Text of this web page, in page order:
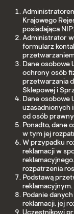
Krajowego
posiadająca
Administrator
formularz
Dane osobowe
ochrony osób
przetwarzania
Sklepowej i
Dane osobowe
uzasadnionych
od osób
Ponadto, dane
w tym jej
W przypadku
reklamacji w
rozpatrzenia
Podstawą
reklamacyjnym.
Podanie
reklamacji, jej
Uczestnikowi